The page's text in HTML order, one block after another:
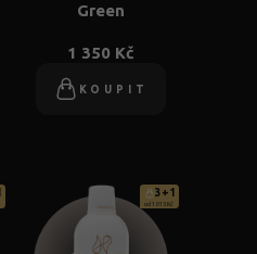
Green
1 350 Kč
KOUPIT
3+1
od 1 013 Kč